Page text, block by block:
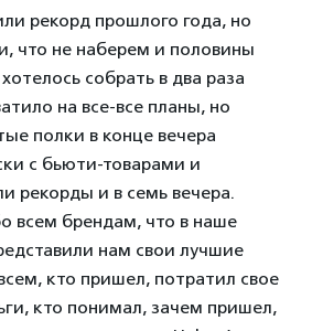
рекорд прошлого года, но
что не наберем и половины
собрать в два раза
на все-все планы, но
полки в конце вечера
с бьюти-товарами и
рекорды и в семь вечера.
всем брендам, что в наше
нам свои лучшие
кто пришел, потратил свое
кто понимал, зачем пришел,